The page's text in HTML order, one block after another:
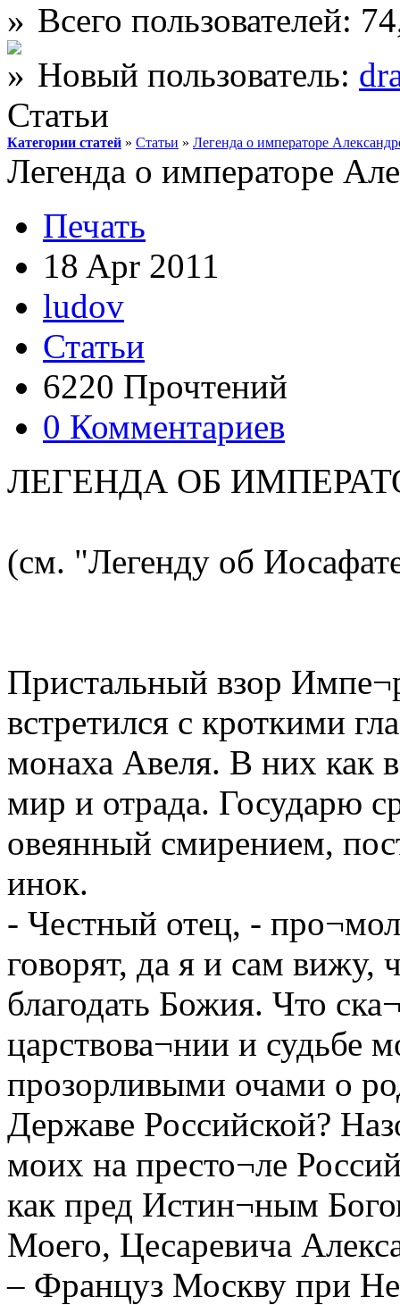
Всего пользователей:
Новый пользователь:
Статьи
Категории статей » Статьи » Легенда о императоре
Легенда о императоре
Печать
18 Apr 2011
ludov
Статьи
6220 Прочтений
0 Комментариев
ЛЕГЕНДА ОБ
(см. "Легенду об
Пристальный взор
встретился с кроткими
монаха Авеля. В них как
мир и отрада. Государю
овеянный смирением,
инок.
- Честный отец, -
говорят, да я и сам вижу,
благодать Божия. Что
царствова¬нии и судьбе
прозорливыми очами о
Державе Российской?
моих на престо¬ле
как пред Истин¬ным
Моего, Цесаревича
– Француз Москву при